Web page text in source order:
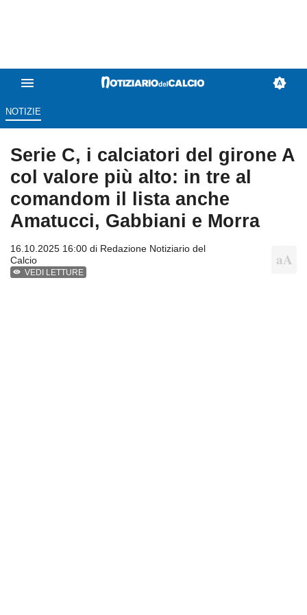
NOTIZIE
Serie C, i calciatori del girone A
col valore più alto: in tre al
comandom il lista anche
Amatucci, Gabbiani e Morra
16.10.2025 16:00 di Redazione Notiziario del
Calcio
VEDI LETTURE